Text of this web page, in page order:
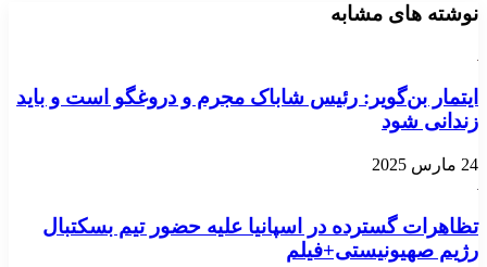
نوشته های مشابه
ایتمار بن‌گویر: رئیس شاباک مجرم و دروغگو است و باید
زندانی شود
24 مارس 2025
تظاهرات گسترده در اسپانیا علیه حضور تیم بسکتبال
رژیم صهیونیستی+فیلم